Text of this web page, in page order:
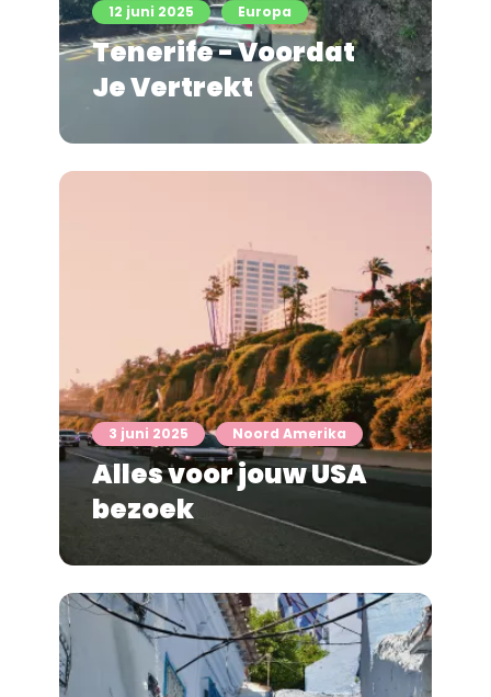
12 juni 2025 Europa
Tenerife - Voordat
Je Vertrekt
3 juni 2025 Noord Amerika
Alles voor jouw USA
bezoek